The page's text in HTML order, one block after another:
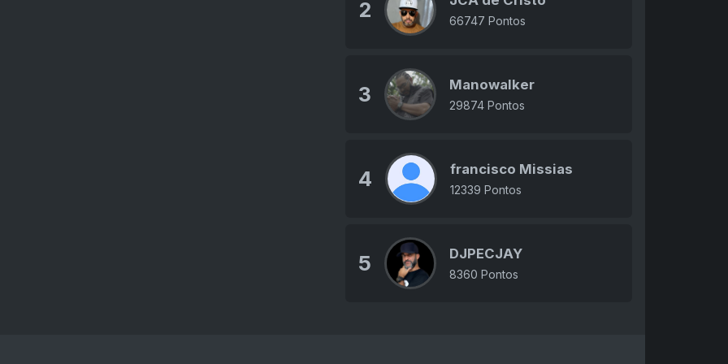
2 66747 Pontos
3 Manowalker
29874 Pontos
4 francisco Missias
12339 Pontos
5 DJPECJAY
8360 Pontos